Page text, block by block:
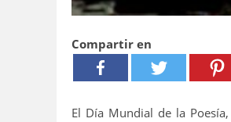
Compartir en
El Día Mundial de la